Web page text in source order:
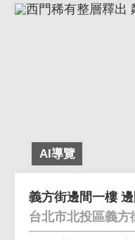
AI導覽
義方街邊間一樓
台北市北投區義方